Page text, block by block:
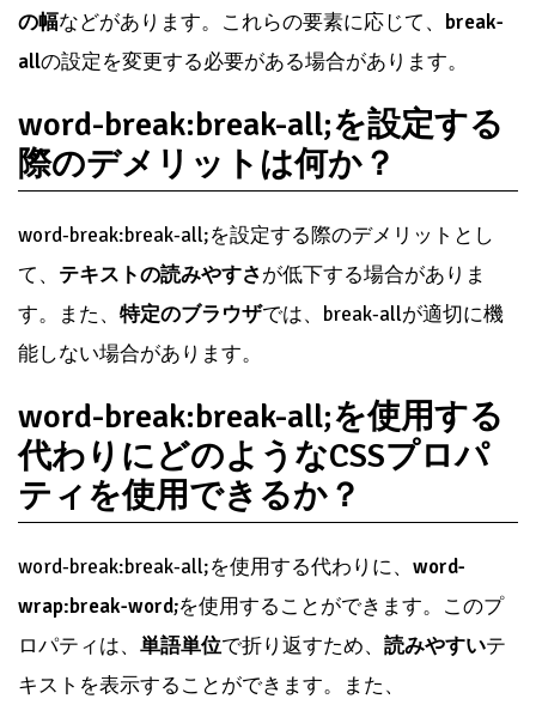
の幅などがあります。これらの要素に応じて、 break-
allの設定を変更する必要がある場合があります。
word-break:break-all;を設定する
際のデメリットは何か？
word-break:break-all;を設定する際のデメリットとし
て、 テキストの読みやすさが低下する場合がありま
す。また、 特定のブラウザでは、break-allが適切に機
能しない場合があります。
word-break:break-all;を使用する
代わりにどのようなCSSプロパ
ティを使用できるか？
word-break:break-all;を使用する代わりに、 word-
wrap:break-word;を使用することができます。このプ
ロパティは、 単語単位で折り返すため、 読みやすいテ
キストを表示することができます。また、